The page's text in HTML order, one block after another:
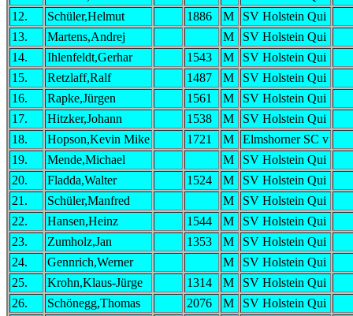
12.
Schüler,Helmut 1886 M
SV Holstein Qui
13.
Martens,Andrej M
SV Holstein Qui
14.
Ihlenfeldt,Gerhar 1543 M
SV Holstein Qui
15.
Retzlaff,Ralf 1487 M
SV Holstein Qui
16.
Rapke,Jürgen 1561 M
SV Holstein Qui
17.
Hitzker,Johann 1538 M
SV Holstein Qui
18.
Hopson,Kevin Mike 1721 M
Elmshorner SC v
19.
Mende,Michael M
SV Holstein Qui
20.
Fladda,Walter 1524 M
SV Holstein Qui
21.
Schüler,Manfred M
SV Holstein Qui
22.
Hansen,Heinz 1544 M
SV Holstein Qui
23.
Zumholz,Jan 1353 M
SV Holstein Qui
24.
Gennrich,Werner M
SV Holstein Qui
25.
Krohn,Klaus-Jürge 1314 M
SV Holstein Qui
26.
Schönegg,Thomas 2076 M
SV Holstein Qui